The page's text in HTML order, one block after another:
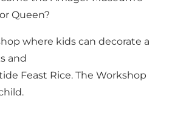
Queen?
where kids can decorate a
and
Feast Rice. The Workshop